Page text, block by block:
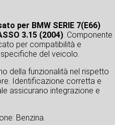
per BMW SERIE 7(E66)
3.15 (2004). Componente
per compatibilità e
del veicolo.
della funzionalità nel rispetto
Identificazione corretta e
assicurano integrazione e
Benzina.